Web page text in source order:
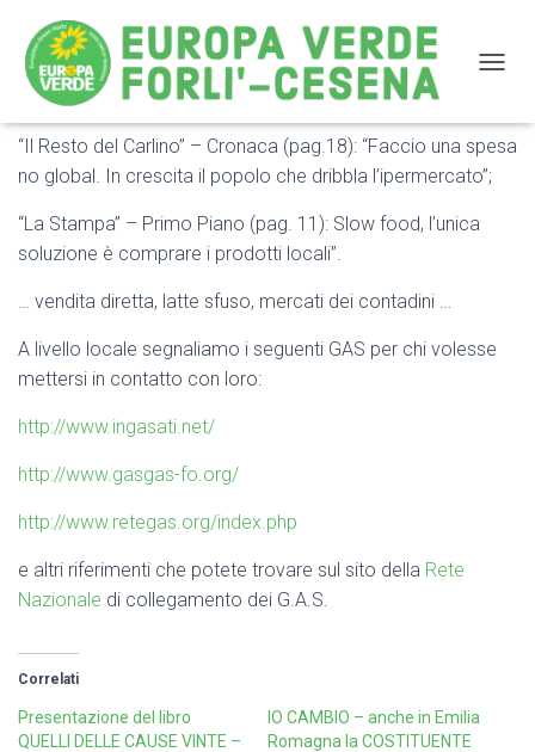
GAS e SLOW FOOD sulla stampa di oggi
“Il Resto del Carlino” – Cronaca (pag.18): “Faccio una spesa
no global. In crescita il popolo che dribbla l’ipermercato”;
“La Stampa” – Primo Piano (pag. 11): Slow food, l’unica
soluzione è comprare i prodotti locali”.
… vendita diretta, latte sfuso, mercati dei contadini …
A livello locale segnaliamo i seguenti GAS per chi volesse
mettersi in contatto con loro:
http://www.ingasati.net/
http://www.gasgas-fo.org/
http://www.retegas.org/index.php
e altri riferimenti che potete trovare sul sito della Rete
Nazionale di collegamento dei G.A.S.
Correlati
Presentazione del libro
QUELLI DELLE CAUSE VINTE –
IO CAMBIO – anche in Emilia
Romagna la COSTITUENTE